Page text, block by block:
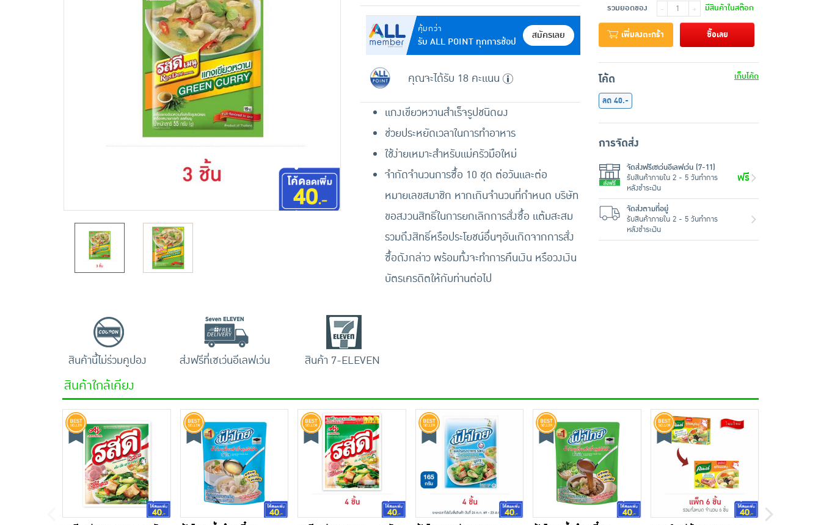
คุ้มกว่า
รับ ALL POINT ทุกการช้อป
สมัครเลย
คุณจะได้รับ 18 คะแนน
แกงเขียวหวานสำเร็จรูปชนิดผง
ช่วยประหยัดเวลาในการทำอาหาร
ใช้ง่ายเหมาะสำหรับแม่ครัวมือใหม่
จำกัดจำนวนการซื้อ 10 ชุด ต่อวันและต่อ
หมายเลขสมาชิก หากเกินจำนวนที่กำหนด บริษัท
ขอสงวนสิทธิ์ในการยกเลิกการสั่งซื้อ แต้มสะสม
รวมถึงสิทธิ์หรือประโยชน์อื่นๆอันเกิดจากการสั่ง
ซื้อดังกล่าว พร้อมทั้งจะทำการคืนเงิน หรือวงเงิน
บัตรเครดิตให้กับท่านต่อไป
รวมยอดของ - + มีสินค้าในสต๊อก
เพิ่มลงตะกร้า ซื้อเลย
โค้ด
เก็บโค้ด
ลด 40.-
การจัดส่ง
จัดส่งฟรีเซเว่นอีเลฟเว่น (7-11)
รับสินค้าภายใน 2 - 5 วันทำการ
หลังชำระเงิน
ฟรี
จัดส่งตามที่อยู่
รับสินค้าภายใน 2 - 5 วันทำการ
หลังชำระเงิน
สินค้านี้ไม่ร่วมคูปอง ส่งฟรีที่เซเว่นอีเลฟเว่น สินค้า 7-ELEVEN
สินค้าใกล้เคียง